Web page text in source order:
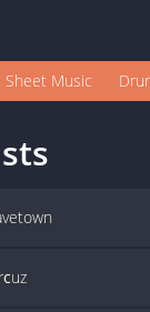
Sheet Music